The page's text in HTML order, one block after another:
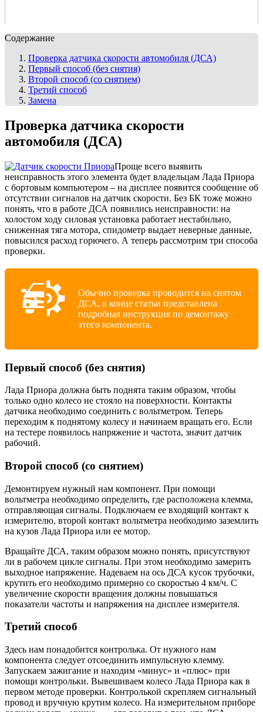
Содержание
Проверка датчика скорости автомобиля (ДСА)
Первый способ (без снятия)
Второй способ (со снятием)
Третий способ
Замена
Проверка датчика скорости
автомобиля (ДСА)
Проще всего выявить
неисправность этого элемента будет владельцам Лада Приора
с бортовым компьютером – на дисплее появится сообщение об
отсутствии сигналов на датчик скорости. Без БК тоже можно
понять, что в работе ДСА появились неисправности: на
холостом ходу силовая установка работает нестабильно,
сниженная тяга мотора, спидометр выдает неверные данные,
повысился расход горючего. А теперь рассмотрим три способа
проверки.
Обычно проверка проводится на снятом
ДСА, в конце статьи представлена
подробная инструкция по демонтажу
этого компонента.
Первый способ (без снятия)
Лада Приора должна быть поднята таким образом, чтобы
только одно колесо не стояло на поверхности. Контакты
датчика необходимо соединить с вольтметром. Теперь
переходим к поднятому колесу и начинаем вращать его. Если
на тестере появилось напряжение и частота, значит датчик
рабочий.
Второй способ (со снятием)
Демонтируем нужный нам компонент. При помощи
вольтметра необходимо определить, где расположена клемма,
отправляющая сигналы. Подключаем ее входящий контакт к
измерителю, второй контакт вольтметра необходимо заземлить
на кузов Лада Приора или ее мотор.
Вращайте ДСА, таким образом можно понять, присутствуют
ли в рабочем цикле сигналы. При этом необходимо замерить
выходное напряжение. Надеваем на ось ДСА кусок трубочки,
крутить его необходимо примерно со скоростью 4 км/ч. С
увеличение скорости вращения должны повышаться
показатели частоты и напряжения на дисплее измерителя.
Третий способ
Здесь нам понадобится контролька. От нужного нам
компонента следует отсоединить импульсную клемму.
Запускаем зажигание и находим «минус» и «плюс» при
помощи контрольки. Вывешиваем колесо Лада Приора как в
первом методе проверки. Контролькой скрепляем сигнальный
провод и вручную крутим колесо. На измерительном приборе